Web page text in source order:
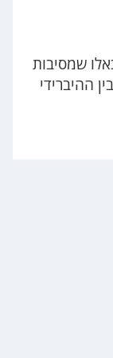
כאלו שמסיבות
ההיברידי